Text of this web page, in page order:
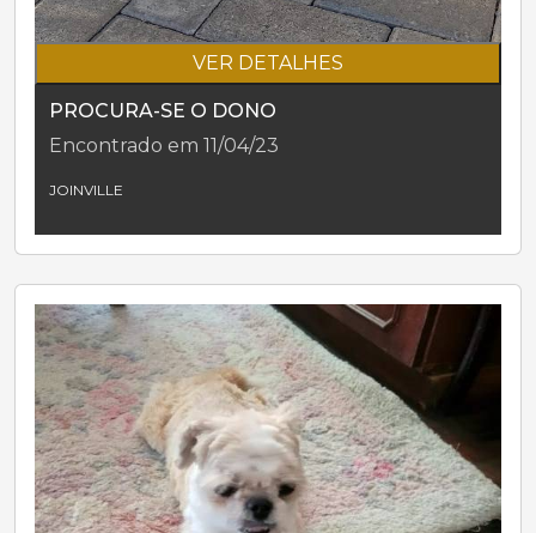
VER DETALHES
PROCURA-SE O DONO
Encontrado em 11/04/23
JOINVILLE